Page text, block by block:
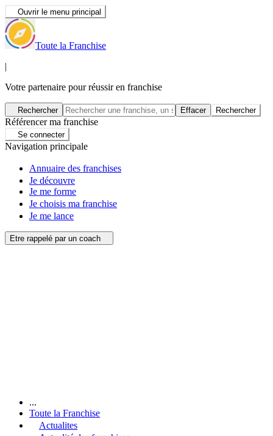
Ouvrir le menu principal
Toute la Franchise
|
Votre partenaire pour réussir en franchise
Rechercher Effacer Rechercher
Référencer ma franchise
Se connecter
Navigation principale
Annuaire des franchises
Je découvre
Je me forme
Je choisis ma franchise
Je me lance
Etre rappelé par un coach
...
Toute la Franchise
Actualites